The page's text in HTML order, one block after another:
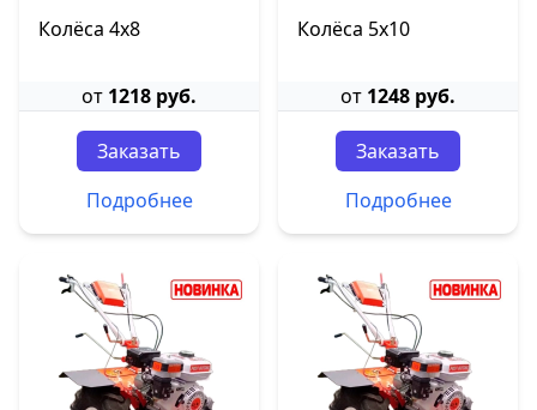
Колёса 4х8
от 1218 руб.
Заказать
Подробнее
Колёса 5х10
от 1248 руб.
Заказать
Подробнее